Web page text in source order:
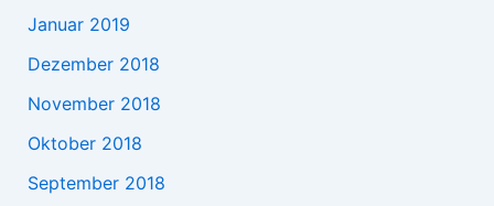
Januar 2019
Dezember 2018
November 2018
Oktober 2018
September 2018